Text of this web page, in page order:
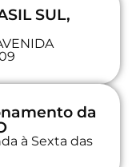
SUL,
da
à Sexta das